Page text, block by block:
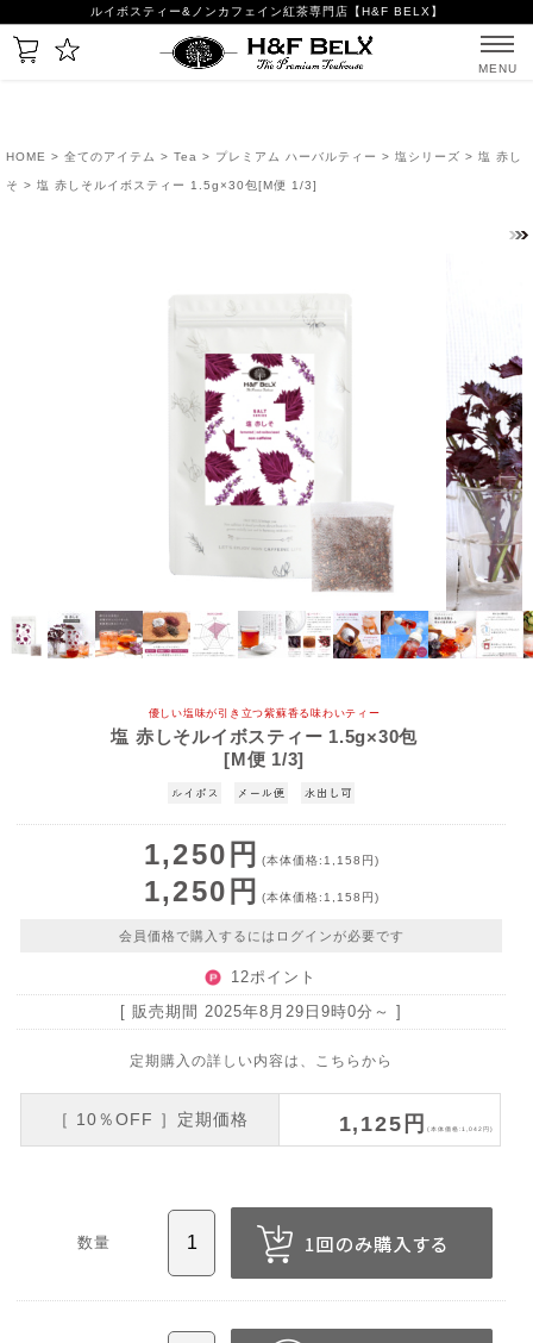
ルイボスティー&ノンカフェイン紅茶専門店【H&F BELX】
MENU
HOME > 全てのアイテム > Tea > プレミアム ハーバルティー > 塩シリーズ > 塩 赤し
そ > 塩 赤しそルイボスティー 1.5g×30包[M便 1/3]
優しい塩味が引き立つ紫蘇香る味わいティー
塩 赤しそルイボスティー 1.5g×30包
[M便 1/3]
1,250円 (本体価格:1,158円)
1,250円 (本体価格:1,158円)
会員価格で購入するにはログインが必要です
12ポイント
[ 販売期間2025年8月29日9時0分 ～ ]
定期購入の詳しい内容は、こちらから
［ 10％OFF ］定期価格 1,125円 (本体価格:1,042円)
数量